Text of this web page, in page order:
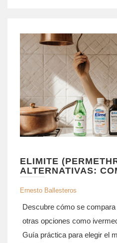
ELIMITE
ALTERNATIVAS:
COMPLETA PARA
Ernesto Ballesteros
Descubre cómo se
otras opciones como
Guía práctica para elegir el